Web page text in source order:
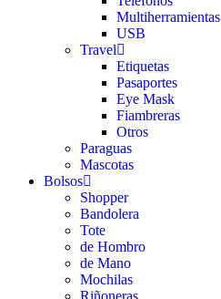
Multiherramientas
USB
Travel
Etiquetas
Pasaportes
Eye Mask
Fiambreras
Otros
Paraguas
Mascotas
Bolsos
Shopper
Bandolera
Tote
de Hombro
de Mano
Mochilas
Riñoneras